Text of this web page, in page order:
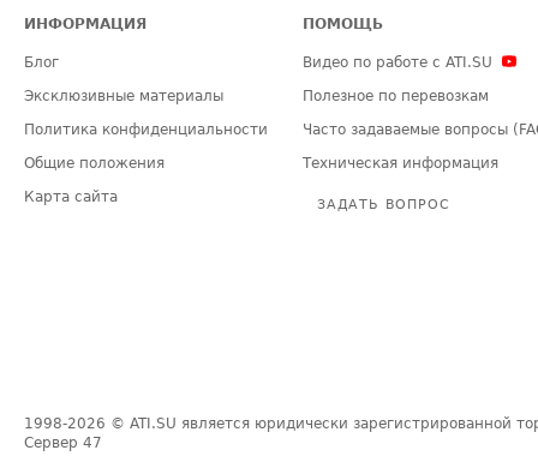
ИНФОРМАЦИЯ
Блог
Эксклюзивные материалы
Политика конфиденциальности
Общие положения
Карта сайта
ПОМОЩЬ
Видео по работе с ATI.SU
Полезное по перевозкам
Часто задаваемые вопросы
Техническая информация
ЗАДАТЬ ВОПРОС
1998-2026 © ATI.SU является юридически зарегистрированной
Сервер 47